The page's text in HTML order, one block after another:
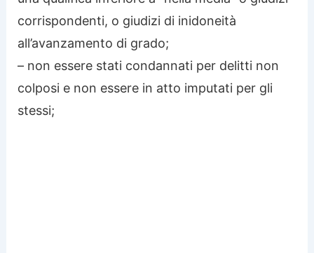
corrispondenti, o giudizi di inidoneità
all’avanzamento di grado;
– non essere stati condannati per delitti non
colposi e non essere in atto imputati per gli
stessi;